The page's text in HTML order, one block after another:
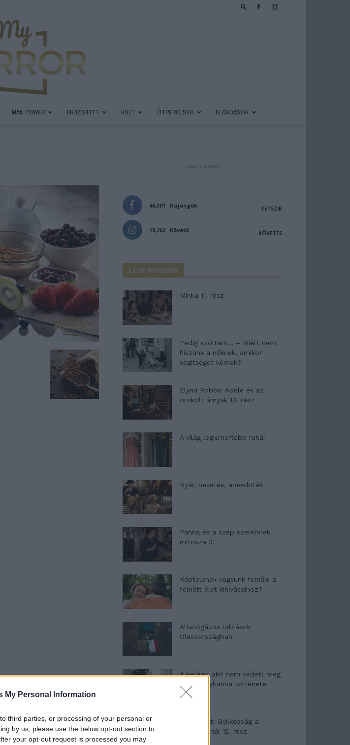
My Personal Information
third parties, or processing of your personal or
by us, please use the below opt-out section to
your opt-out request is processed you may
MAN POWER FRUZSIFITT KULT ÖTPERCESEK ELŐADÁSOK
- Advertisement -
46,301 Rajongók TETSZIK
13,262 Követő KÖVETÉS
LEGFRISSEBB
Minka 11. rész
Pedig szóltam… – Miért nem
hiszünk a nőknek, amikor
segítséget kérnek?
Elyna Robbs: Adéle és az
örökölt árnyak 13. rész
A világ legismertebb ruhái
Nyár, nevetés, anekdoták
Panna és a szép szerelmek
mítosza 3.
Képtelenek vagyunk felnőni a
felnőtt élet kihívásaihoz?
Altatógázos rablások
Olaszországban
A kislány, akit nem védett meg
senki – Lyhanna története
T. Barnett: Gyilkosság a
Garda-tónál 12. rész